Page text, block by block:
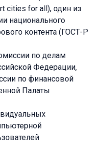
cities for all), один из
национального
контента (ГОСТ-Р
по делам
Федерации,
по финансовой
Палаты